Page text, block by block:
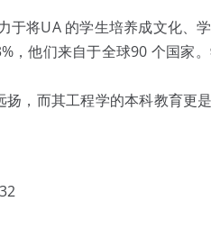
将UA 的学生培养成文化、
他们来自于全球90 个国家
，而其工程学的本科教育更是